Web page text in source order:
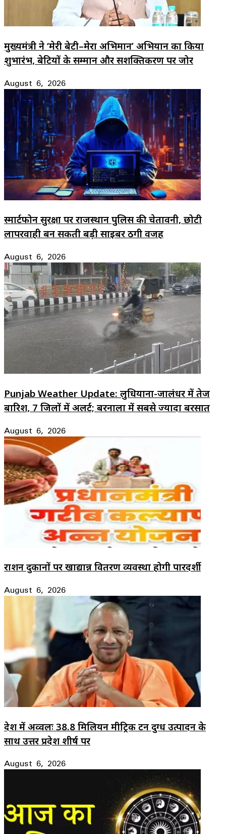
मुख्यमंत्री ने ‘मेरी बेटी–मेरा अभिमान’ अभियान का किया
शुभारंभ, बेटियों के सम्मान और सशक्तिकरण पर जोर
August 6, 2026
स्मार्टफोन सुरक्षा पर राजस्थान पुलिस की चेतावनी, छोटी
लापरवाही बन सकती बड़ी साइबर ठगी वजह
August 6, 2026
Punjab Weather Update: लुधियाना-जालंधर में तेज
बारिश, 7 जिलों में अलर्ट; बरनाला में सबसे ज्यादा बरसात
August 6, 2026
राशन दुकानों पर खाद्यान्न वितरण व्यवस्था होगी पारदर्शी
August 6, 2026
देश में अव्वलः 38.8 मिलियन मीट्रिक टन दुग्ध उत्पादन के
साथ उत्तर प्रदेश शीर्ष पर
August 6, 2026